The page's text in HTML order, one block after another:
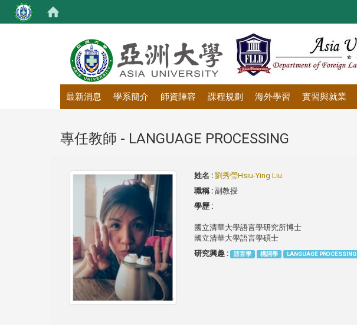
最新消息 學系簡介 師資陣容 課程規劃 海外學習 實習與就業
專任教師 - LANGUAGE PROCESSING
姓名 :劉秀瑩Hsiu-Ying Liu
職稱 :副教授
學歷 :
國立清華大學語言學研究所博士
國立清華大學語言學碩士
研究興趣 : 語言學 構詞學 LANGUAGE PROCESSING